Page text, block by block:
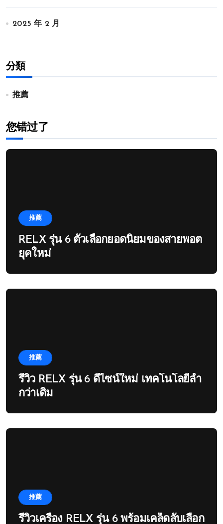
2025 年 2 月
分類
推薦
您错过了
推薦
RELX รุ่น 6 ตัวเลือกยอดนิยมของสายพอต
ยุคใหม่
推薦
รีวิว RELX รุ่น 6 ดีไซน์ใหม่ เทคโนโลยีล้ำ
กว่าเดิม
推薦
รีวิวเครื่อง RELX รุ่น 6 พร้อมเคล็ดลับเลือก